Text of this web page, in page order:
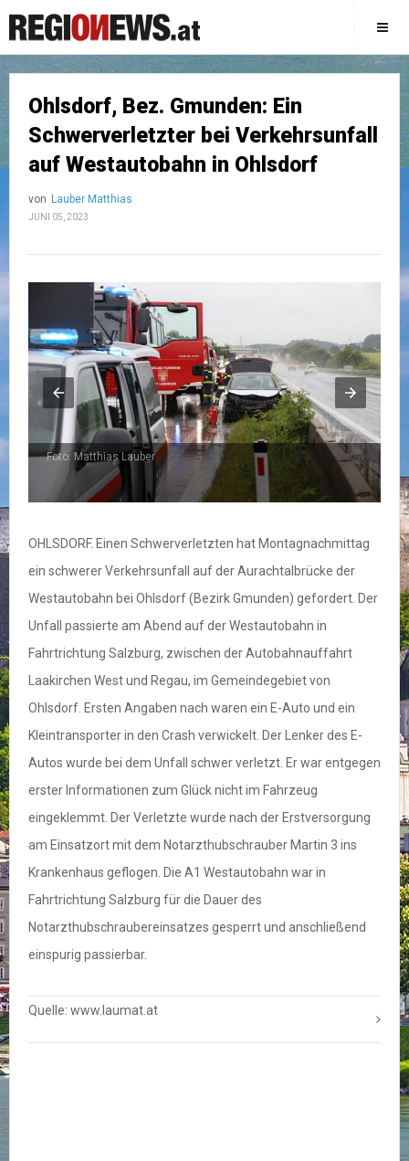
Ohlsdorf, Bez. Gmunden: Ein
Schwerverletzter bei Verkehrsunfall
auf Westautobahn in Ohlsdorf
von Lauber Matthias
JUNI 05, 2023
Foto: Matthias Lauber
OHLSDORF. Einen Schwerverletzten hat Montagnachmittag
ein schwerer Verkehrsunfall auf der Aurachtalbrücke der
Westautobahn bei Ohlsdorf (Bezirk Gmunden) gefordert. Der
Unfall passierte am Abend auf der Westautobahn in
Fahrtrichtung Salzburg, zwischen der Autobahnauffahrt
Laakirchen West und Regau, im Gemeindegebiet von
Ohlsdorf. Ersten Angaben nach waren ein E-Auto und ein
Kleintransporter in den Crash verwickelt. Der Lenker des E-
Autos wurde bei dem Unfall schwer verletzt. Er war entgegen
erster Informationen zum Glück nicht im Fahrzeug
eingeklemmt. Der Verletzte wurde nach der Erstversorgung
am Einsatzort mit dem Notarzthubschrauber Martin 3 ins
Krankenhaus geflogen. Die A1 Westautobahn war in
Fahrtrichtung Salzburg für die Dauer des
Notarzthubschraubereinsatzes gesperrt und anschließend
einspurig passierbar.
Quelle: www.laumat.at